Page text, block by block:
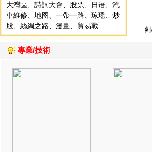
大灣區
詩詞大會 股票 日语
汽
車維修
地图 一帶一路 琼瑶
炒
股
絲綢之路 漫畫 貿易戰
專業/技術